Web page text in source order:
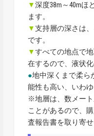
▼深度38m～40mほ
ます。
▼支持層の深さは、
です。
▼すべての地点で
在するので、液状
●地中深くまで柔ら
能性も高い、いわ
※地層は、数メー
ことがあるので、
査報告書を取り寄せ